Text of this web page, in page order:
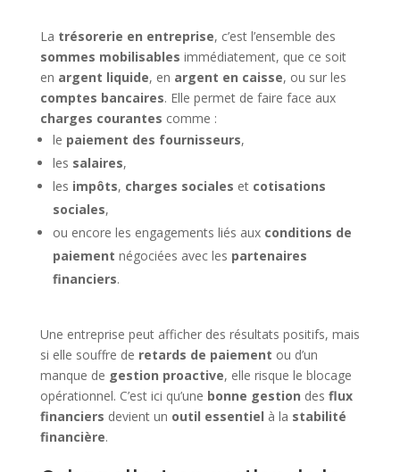
La trésorerie en entreprise, c’est l’ensemble des
sommes mobilisables immédiatement, que ce soit
en argent liquide, en argent en caisse, ou sur les
comptes bancaires. Elle permet de faire face aux
charges courantes comme :
le paiement des fournisseurs,
les salaires,
les impôts, charges sociales et cotisations
sociales,
ou encore les engagements liés aux conditions de
paiement négociées avec les partenaires
financiers.
Une entreprise peut afficher des résultats positifs, mais
si elle souffre de retards de paiement ou d’un
manque de gestion proactive, elle risque le blocage
opérationnel. C’est ici qu’une bonne gestion des flux
financiers devient un outil essentiel à la stabilité
financière.